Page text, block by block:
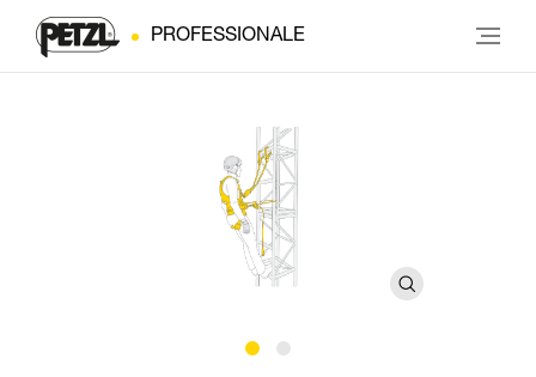
PROFESSIONALE